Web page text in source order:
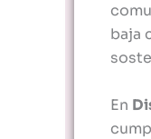
baja
En